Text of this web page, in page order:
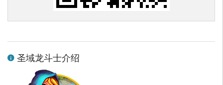
圣域龙斗士介绍